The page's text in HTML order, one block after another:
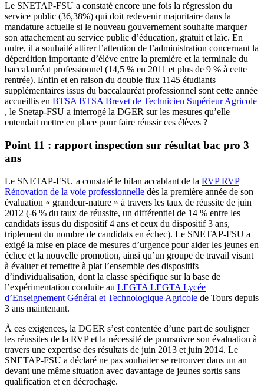
Le SNETAP-FSU a constaté encore une fois la régression du
service public (36,38%) qui doit redevenir majoritaire dans la
mandature actuelle si le nouveau gouvernement souhaite marquer
son attachement au service public d’éducation, gratuit et laïc. En
outre, il a souhaité attirer l’attention de l’administration concernant la
déperdition importante d’élève entre la première et la terminale du
baccalauréat professionnel (14,5 % en 2011 et plus de 9 % à cette
rentrée). Enfin et en raison du double flux 1145 étudiants
supplémentaires issus du baccalauréat professionnel sont cette année
accueillis en BTSA BTSA Brevet de Technicien Supérieur Agricole
, le Snetap-FSU a interrogé la DGER sur les mesures qu’elle
entendait mettre en place pour faire réussir ces élèves ?
Point 11 : rapport inspection sur résultat bac pro 3
ans
Le SNETAP-FSU a constaté le bilan accablant de la RVP RVP
Rénovation de la voie professionnelle dès la première année de son
évaluation « grandeur-nature » à travers les taux de réussite de juin
2012 (-6 % du taux de réussite, un différentiel de 14 % entre les
candidats issus du dispositif 4 ans et ceux du dispositif 3 ans,
triplement du nombre de candidats en échec). Le SNETAP-FSU a
exigé la mise en place de mesures d’urgence pour aider les jeunes en
échec et la nouvelle promotion, ainsi qu’un groupe de travail visant
à évaluer et remettre à plat l’ensemble des dispositifs
d’individualisation, dont la classe spécifique sur la base de
l’expérimentation conduite au LEGTA LEGTA Lycée
d’Enseignement Général et Technologique Agricole de Tours depuis
3 ans maintenant.
À ces exigences, la DGER s’est contentée d’une part de souligner
les réussites de la RVP et la nécessité de poursuivre son évaluation à
travers une expertise des résultats de juin 2013 et juin 2014. Le
SNETAP-FSU a déclaré ne pas souhaiter se retrouver dans un an
devant une même situation avec davantage de jeunes sortis sans
qualification et en décrochage.